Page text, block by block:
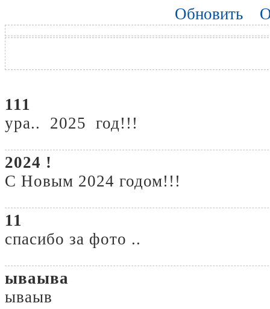
Обновить
111
ура.. 2025 год!!!
2024 !
С Новым 2024 годом!!!
11
спасибо за фото ..
ываыва
ываыв